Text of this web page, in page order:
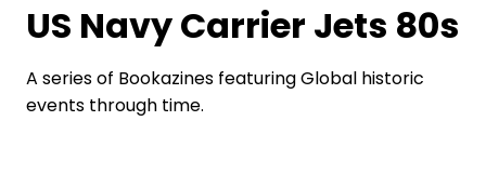
US Navy Carrier Jets 80s
A series of Bookazines featuring Global historic
events through time.